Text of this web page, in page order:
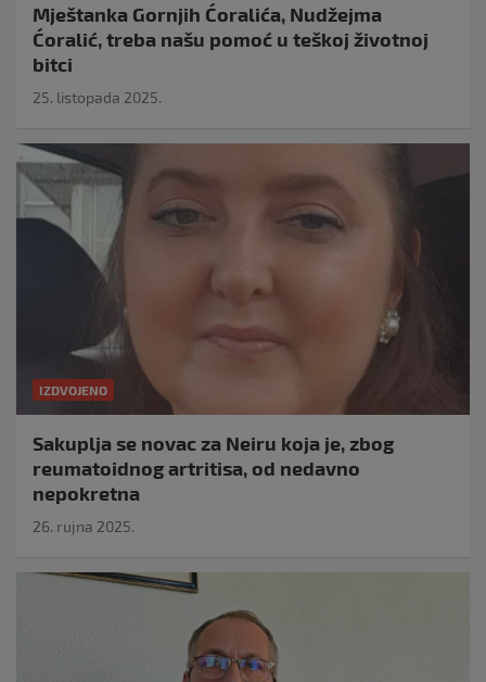
Mještanka Gornjih Ćoralića, Nudžejma
Ćoralić, treba našu pomoć u teškoj životnoj
bitci
25. listopada 2025.
IZDVOJENO
Sakuplja se novac za Neiru koja je, zbog
reumatoidnog artritisa, od nedavno
nepokretna
26. rujna 2025.